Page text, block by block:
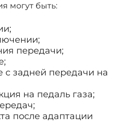
могут быть:
передачи;
с задней передачи на
на педаль газа;
после адаптации